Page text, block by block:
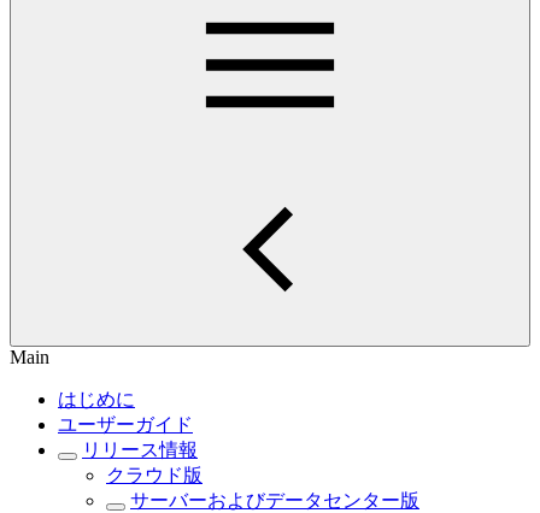
Main
はじめに
ユーザーガイド
リリース情報
クラウド版
サーバーおよびデータセンター版